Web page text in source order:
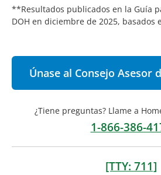
**Resultados publicados en la Guía
DOH en diciembre de 2025, basados
Únase al Consejo Asesor
¿Tiene preguntas? Llame a
1-866-386-
[TTY: 711]